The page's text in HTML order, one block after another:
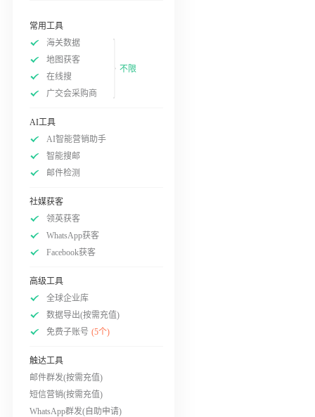
常用工具
海关数据
地图获客
在线搜
广交会采购商
不限
AI工具
AI智能营销助手
智能搜邮
邮件检测
社媒获客
领英获客
WhatsApp获客
Facebook获客
高级工具
全球企业库
数据导出(按需充值)
免费子账号 (5个)
触达工具
邮件群发(按需充值)
短信营销(按需充值)
WhatsApp群发(自助申请)